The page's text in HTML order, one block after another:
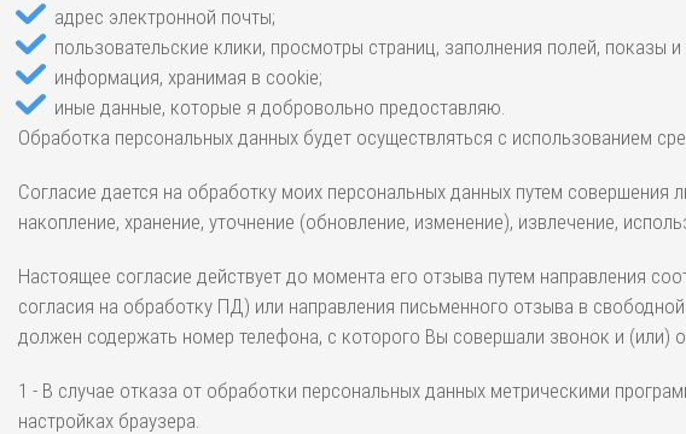
адрес электронной почты;
пользовательские клики, просмотры страниц, заполнения полей, показы
информация, хранимая в cookie;
иные данные, которые я добровольно предоставляю.
Обработка персональных данных будет осуществляться с использованием
Согласие дается на обработку моих персональных данных путем
накопление, хранение, уточнение (обновление, изменение), извлечение,
Настоящее согласие действует до момента его отзыва путем направления
согласия на обработку ПД) или направления письменного отзыва в
должен содержать номер телефона, с которого Вы совершали звонок и (или)
1 - В случае отказа от обработки персональных данных метрическими
настройках браузера.